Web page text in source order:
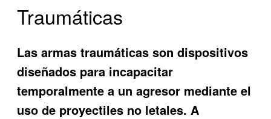
Traumáticas
Las armas traumáticas son dispositivos
diseñados para incapacitar
temporalmente a un agresor mediante el
uso de proyectiles no letales. A